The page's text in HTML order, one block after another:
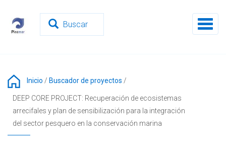
contenido
principal
Toggle
Inicio / Buscador de proyectos /
DEEP CORE PROJECT: Recuperación de ecosistemas
arrecifales y plan de sensibilización para la integración
del sector pesquero en la conservación marina